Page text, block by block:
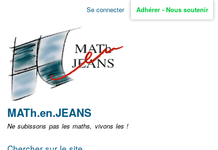
Aller
non
identifié
Se connecter Adhérer - Nous soutenir
MATh.en.JEANS
Ne subissons pas les maths, vivons les !